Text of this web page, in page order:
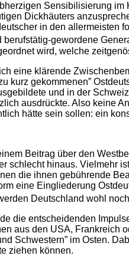
Sensibilisierung
Dickhäuters
in den allermeisten
gewordene
wird, welche
eine klärende
kurz gekommenen”
und in der
ausdrückte. Also keine
hätte sein sollen: ein
Beitrag über den
schlecht hinaus. Vielmehr
die ihnen gebührende
eine Eingliederung
Deutschland wohl
die entscheidenden
aus den USA, Frankreich
Schwestern” im Osten.
ziehen können.